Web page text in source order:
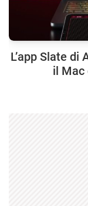
L’app Slate
il Mac